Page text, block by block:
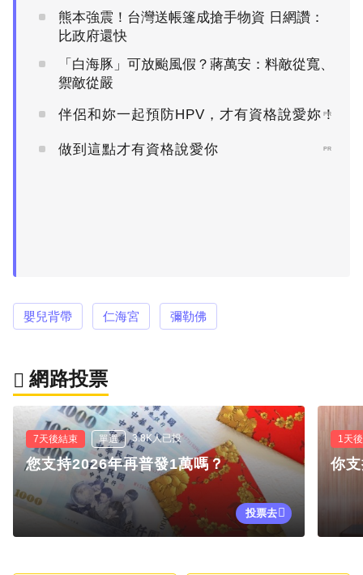
熊本強震！台灣送帳篷成搶手物資 日網讚：
比政府還快
「白海豚」可放颱風假？蔣萬安：料敵從寬、
禦敵從嚴
伴侶和妳一起預防HPV，才有資格說愛妳！
PR
做到這點才有資格說愛你 PR
嬰兒背帶 仁海宮 彌勒佛
網路投票
7天後結束 單選 3.8K人已投
您支持2026年再普發1萬嗎？
投票去
1天
你